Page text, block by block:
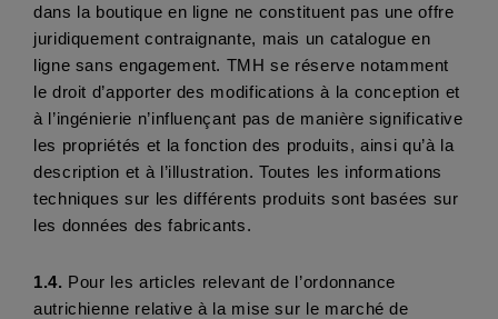
dans la boutique en ligne ne constituent pas une offre
juridiquement contraignante, mais un catalogue en
ligne sans engagement. TMH se réserve notamment
le droit d’apporter des modifications à la conception et
à l’ingénierie n’influençant pas de manière significative
les propriétés et la fonction des produits, ainsi qu’à la
description et à l’illustration. Toutes les informations
techniques sur les différents produits sont basées sur
les données des fabricants.
1.4. Pour les articles relevant de l’ordonnance
autrichienne relative à la mise sur le marché de